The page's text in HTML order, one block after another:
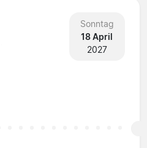
Sonntag
18 April
2027